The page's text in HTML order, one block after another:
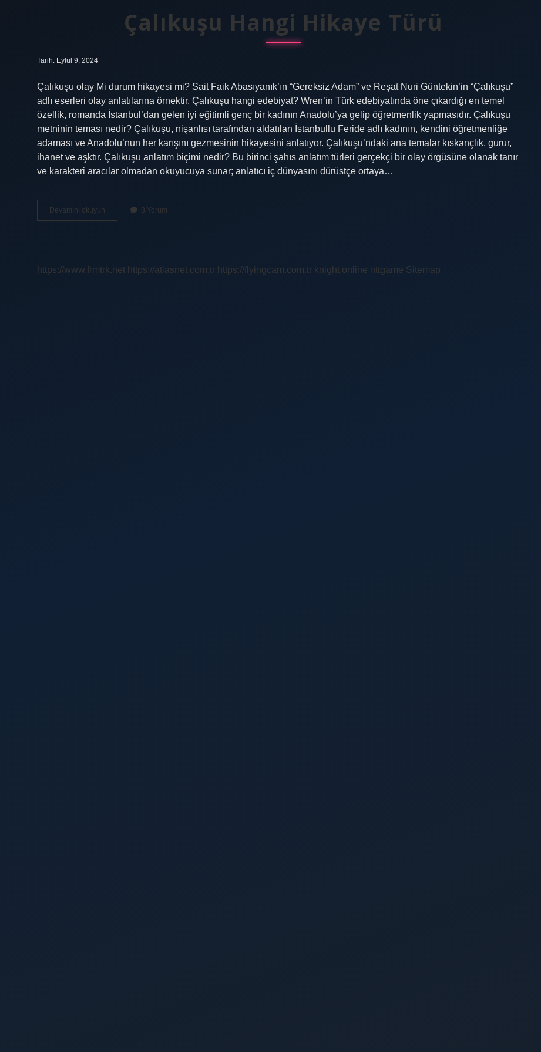
Çalıkuşu Hangi Hikaye Türü
Tarih: Eylül 9, 2024
Çalıkuşu olay Mi durum hikayesi mi? Sait Faik Abasıyanık’ın “Gereksiz Adam” ve Reşat Nuri Güntekin’in “Çalıkuşu”
adlı eserleri olay anlatılarına örnektir. Çalıkuşu hangi edebiyat? Wren’in Türk edebiyatında öne çıkardığı en temel
özellik, romanda İstanbul’dan gelen iyi eğitimli genç bir kadının Anadolu’ya gelip öğretmenlik yapmasıdır. Çalıkuşu
metninin teması nedir? Çalıkuşu, nişanlısı tarafından aldatılan İstanbullu Feride adlı kadının, kendini öğretmenliğe
adaması ve Anadolu’nun her karışını gezmesinin hikayesini anlatıyor. Çalıkuşu’ndaki ana temalar kıskançlık, gurur,
ihanet ve aşktır. Çalıkuşu anlatım biçimi nedir? Bu birinci şahıs anlatım türleri gerçekçi bir olay örgüsüne olanak tanır
ve karakteri aracılar olmadan okuyucuya sunar; anlatıcı iç dünyasını dürüstçe ortaya…
Devamını okuyun Çalıkuşu
Hangi
8 Yorum
https://www.frmtrk.net https://atlasnet.com.tr https://flyingcam.com.tr knight online nttgame Sitemap